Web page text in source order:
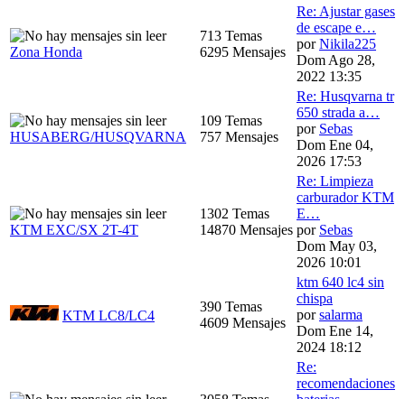
Zona Honda
713 Temas
6295 Mensajes
Re: Ajustar gases
de escape e…
porNikila225
Dom Ago 28,
2022 13:35
HUSABERG/HUSQVARNA
109 Temas
757 Mensajes
Re: Husqvarna tr
650 strada a…
por Sebas
Dom Ene 04,
2026 17:53
KTM EXC/SX 2T-4T
1302 Temas
14870 Mensajes
Re: Limpieza
carburador KTM
E…
por Sebas
Dom May 03,
2026 10:01
KTM LC8/LC4
390 Temas
4609 Mensajes
ktm 640 lc4 sin
chispa
porsalarma
Dom Ene 14,
2024 18:12
Re:
recomendaciones